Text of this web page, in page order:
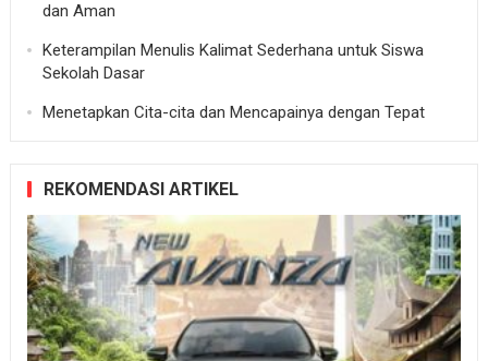
dan Aman
Keterampilan Menulis Kalimat Sederhana untuk Siswa
Sekolah Dasar
Menetapkan Cita-cita dan Mencapainya dengan Tepat
REKOMENDASI ARTIKEL